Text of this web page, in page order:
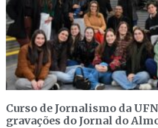
Curso de Jornalismo da
gravações do Jornal do